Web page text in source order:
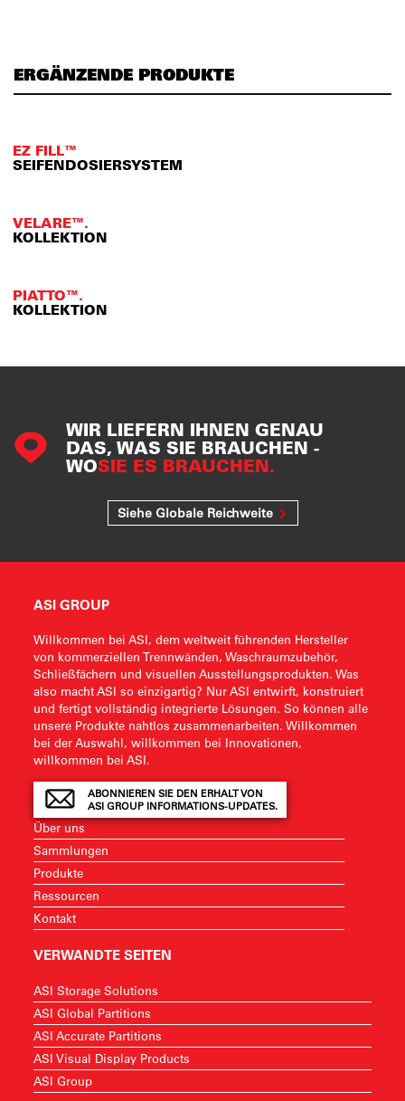
ERGÄNZENDE PRODUKTE
EZ FILL™
SEIFENDOSIERSYSTEM
VELARE™.
KOLLEKTION
PIATTO™.
KOLLEKTION
WIR LIEFERN IHNEN GENAU
DAS, WAS SIE BRAUCHEN -
WOSIE ES BRAUCHEN.
Siehe Globale Reichweite
ASI GROUP
Willkommen bei ASI, dem weltweit führenden Hersteller
von kommerziellen Trennwänden, Waschraumzubehör,
Schließfächern und visuellen Ausstellungsprodukten. Was
also macht ASI so einzigartig? Nur ASI entwirft, konstruiert
und fertigt vollständig integrierte Lösungen. So können alle
unsere Produkte nahtlos zusammenarbeiten. Willkommen
bei der Auswahl, willkommen bei Innovationen,
willkommen bei ASI.
ABONNIEREN SIE DEN ERHALT VON
ASI GROUP INFORMATIONS-UPDATES.
Über uns
Sammlungen
Produkte
Ressourcen
Kontakt
VERWANDTE SEITEN
ASI Storage Solutions
ASI Global Partitions
ASI Accurate Partitions
ASI Visual Display Products
ASI Group